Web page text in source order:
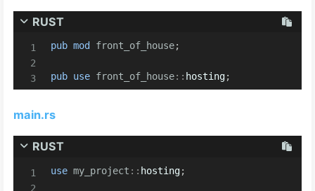
RUST
pub mod front_of_house;
pub use front_of_house:: hosting;
main.rs
RUST
use my_project :: hosting;